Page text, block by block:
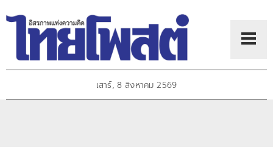
เสาร์, 8 สิงหาคม 2569